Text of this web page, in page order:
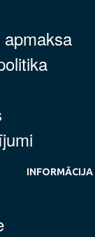
INFORMĀCIJA